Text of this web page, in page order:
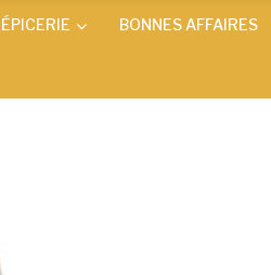
ÉPICERIE BONNES AFFAIRES